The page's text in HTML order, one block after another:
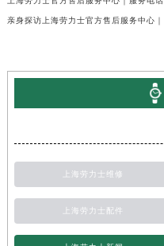
上海劳力士维修
上海劳力士配件